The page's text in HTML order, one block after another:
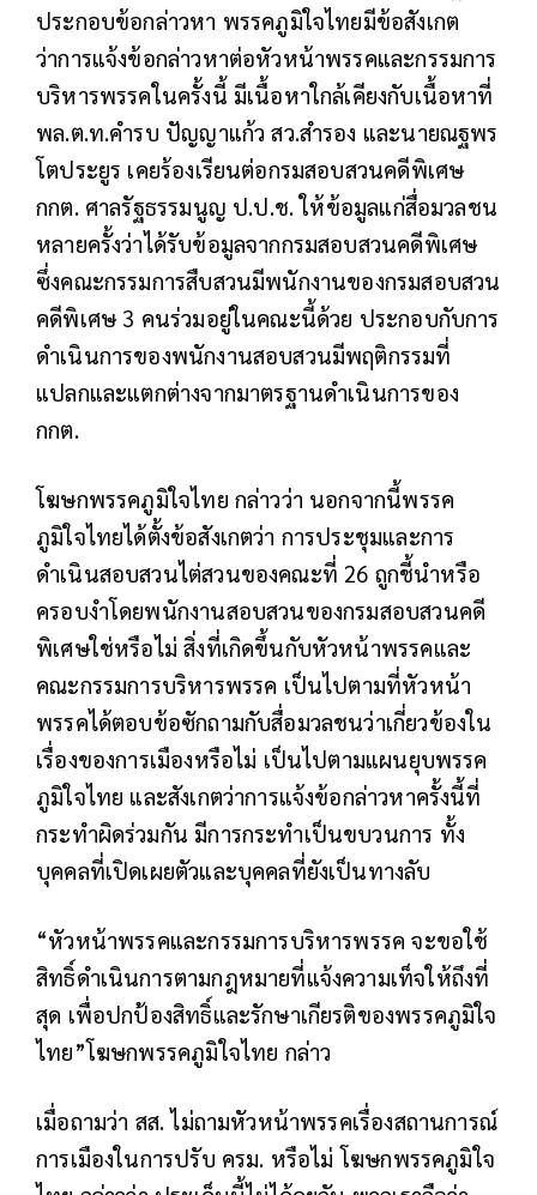
ประกอบข้อกล่าวหา พรรคภูมิใจไทยมีข้อสังเกต
ว่าการแจ้งข้อกล่าวหาต่อหัวหน้าพรรคและกรรมการ
บริหารพรรคในครั้งนี้ มีเนื้อหาใกล้เคียงกับเนื้อหาที่
พล.ต.ท.คำรบ ปัญญาแก้ว สว.สำรอง และนายณฐพร
โตประยูร เคยร้องเรียนต่อกรมสอบสวนคดีพิเศษ
กกต. ศาลรัฐธรรมนูญ ป.ป.ช. ให้ข้อมูลแก่สื่อมวลชน
หลายครั้งว่าได้รับข้อมูลจากกรมสอบสวนคดีพิเศษ
ซึ่งคณะกรรมการสืบสวนมีพนักงานของกรมสอบสวน
คดีพิเศษ 3 คนร่วมอยู่ในคณะนี้ด้วย ประกอบกับการ
ดำเนินการของพนักงานสอบสวนมีพฤติกรรมที่
แปลกและแตกต่างจากมาตรฐานดำเนินการของ
กกต.
โฆษกพรรคภูมิใจไทย กล่าวว่า นอกจากนี้พรรค
ภูมิใจไทยได้ตั้งข้อสังเกตว่า การประชุมและการ
ดำเนินสอบสวนไต่สวนของคณะที่ 26 ถูกชี้นำหรือ
ครอบงำโดยพนักงานสอบสวนของกรมสอบสวนคดี
พิเศษใช่หรือไม่ สิ่งที่เกิดขึ้นกับหัวหน้าพรรคและ
คณะกรรมการบริหารพรรค เป็นไปตามที่หัวหน้า
พรรคได้ตอบข้อซักถามกับสื่อมวลชนว่าเกี่ยวข้องใน
เรื่องของการเมืองหรือไม่ เป็นไปตามแผนยุบพรรค
ภูมิใจไทย และสังเกตว่าการแจ้งข้อกล่าวหาครั้งนี้ที่
กระทำผิดร่วมกัน มีการกระทำเป็นขบวนการ ทั้ง
บุคคลที่เปิดเผยตัวและบุคคลที่ยังเป็นทางลับ
“หัวหน้าพรรคและกรรมการบริหารพรรค จะขอใช้
สิทธิ์ดำเนินการตามกฎหมายที่แจ้งความเท็จให้ถึงที่
สุด เพื่อปกป้องสิทธิ์และรักษาเกียรติของพรรคภูมิใจ
ไทย”โฆษกพรรคภูมิใจไทย กล่าว
เมื่อถามว่า สส. ไม่ถามหัวหน้าพรรคเรื่องสถานการณ์
การเมืองในการปรับ ครม. หรือไม่ โฆษกพรรคภูมิใจ